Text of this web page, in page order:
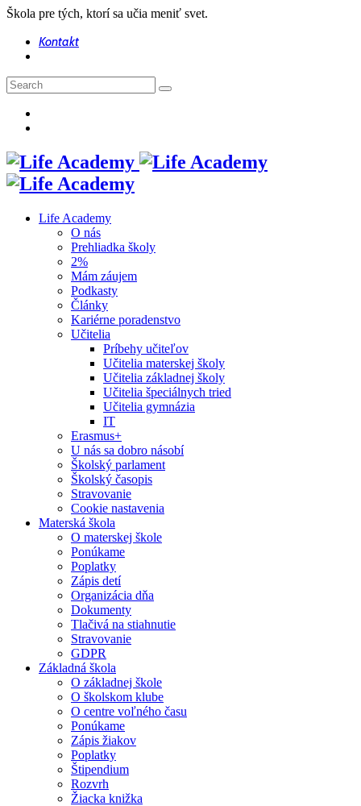
Škola pre tých, ktorí sa učia meniť svet.
Kontakt
Life Academy
O nás
Prehliadka školy
2%
Mám záujem
Podkasty
Články
Kariérne poradenstvo
Učitelia
Príbehy učiteľov
Učitelia materskej školy
Učitelia základnej školy
Učitelia špeciálnych tried
Učitelia gymnázia
IT
Erasmus+
U nás sa dobro násobí
Školský parlament
Školský časopis
Stravovanie
Cookie nastavenia
Materská škola
O materskej škole
Ponúkame
Poplatky
Zápis detí
Organizácia dňa
Dokumenty
Tlačivá na stiahnutie
Stravovanie
GDPR
Základná škola
O základnej škole
O školskom klube
O centre voľného času
Ponúkame
Zápis žiakov
Poplatky
Štipendium
Rozvrh
Žiacka knižka